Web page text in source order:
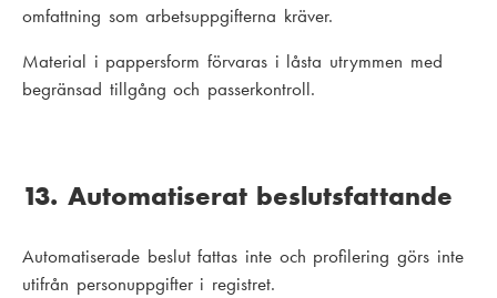
omfattning som arbetsuppgifterna kräver.
Material i pappersform förvaras i låsta utrymmen med
begränsad tillgång och passerkontroll.
13. Automatiserat beslutsfattande
Automatiserade beslut fattas inte och profilering görs inte
utifrån personuppgifter i registret.